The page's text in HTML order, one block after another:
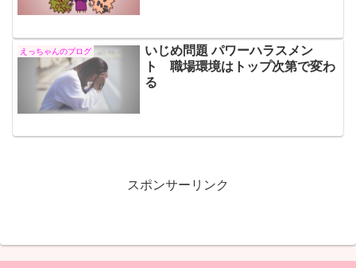
えっちゃんのブログ
いじめ問題 パワーハラスメン
ト 職場環境はトップ次第で変わ
る
スポンサーリンク